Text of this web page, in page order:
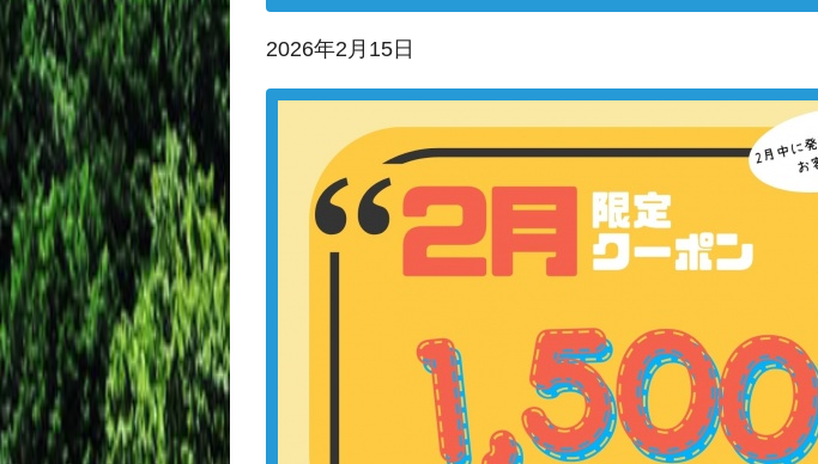
2026年2月15日